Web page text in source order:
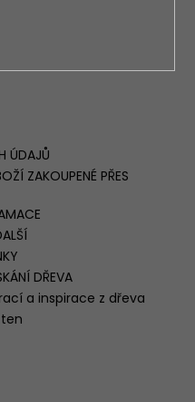
ÚDAJŮ
ZAKOUPENÉ PŘES
DŘEVA
a inspirace z dřeva